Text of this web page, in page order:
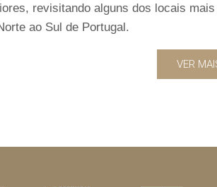
revisitando alguns dos locais
ao Sul de Portugal.
VER